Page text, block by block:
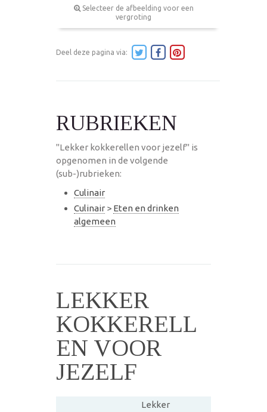
Selecteer de afbeelding voor een
vergroting
Deel deze pagina via:
RUBRIEKEN
"Lekker kokkerellen voor jezelf" is
opgenomen in de volgende
(sub-)rubrieken:
Culinair
Culinair > Eten en drinken
algemeen
LEKKER
KOKKERELL
EN VOOR
JEZELF
Lekker